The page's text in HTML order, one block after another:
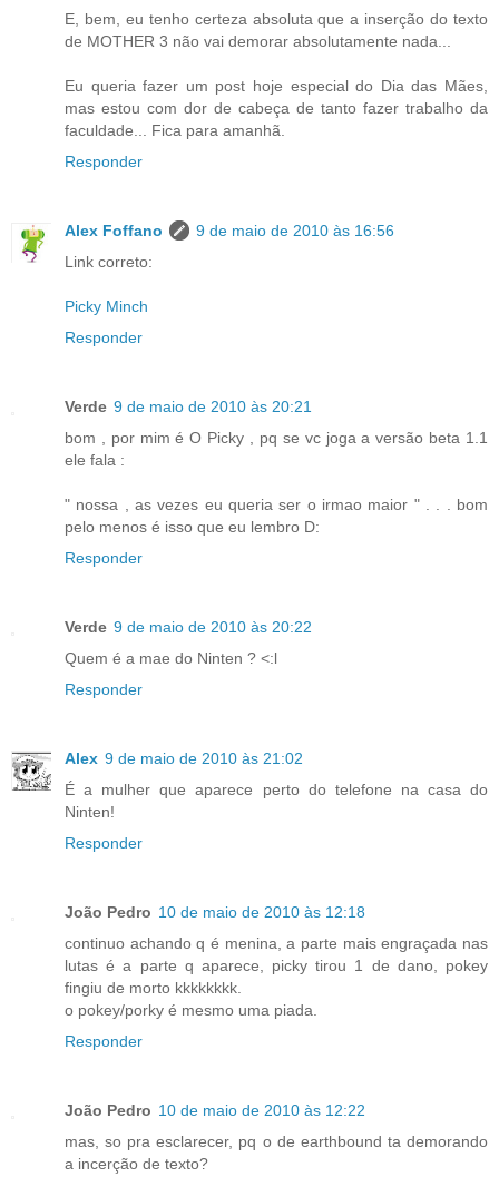
E, bem, eu tenho certeza absoluta que a inserção do texto
de MOTHER 3 não vai demorar absolutamente nada...
Eu queria fazer um post hoje especial do Dia das Mães,
mas estou com dor de cabeça de tanto fazer trabalho da
faculdade... Fica para amanhã.
Responder
Alex Foffano
9 de maio de 2010 às 16:56
Link correto:
Picky Minch
Responder
Verde 9 de maio de 2010 às 20:21
bom , por mim é O Picky , pq se vc joga a versão beta 1.1
ele fala :
" nossa , as vezes eu queria ser o irmao maior " . . . bom
pelo menos é isso que eu lembro D:
Responder
Verde 9 de maio de 2010 às 20:22
Quem é a mae do Ninten ? <:l
Responder
Alex 9 de maio de 2010 às 21:02
É a mulher que aparece perto do telefone na casa do
Ninten!
Responder
João Pedro 10 de maio de 2010 às 12:18
continuo achando q é menina, a parte mais engraçada nas
lutas é a parte q aparece, picky tirou 1 de dano, pokey
fingiu de morto kkkkkkkk.
o pokey/porky é mesmo uma piada.
Responder
João Pedro 10 de maio de 2010 às 12:22
mas, so pra esclarecer, pq o de earthbound ta demorando
a incerção de texto?